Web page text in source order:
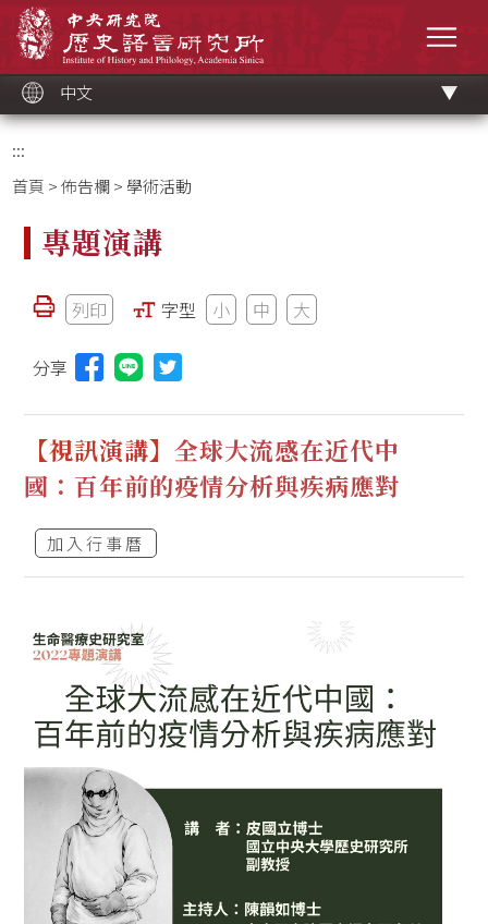
中文
:::
首頁 >佈告欄> 學術活動
專題演講
列印 字型 小 中 大
分享 分享本頁至Line(另開視窗)
【視訊演講】 全球大流感在近代中
國：百年前的疫情分析與疾病應對
加入行事曆